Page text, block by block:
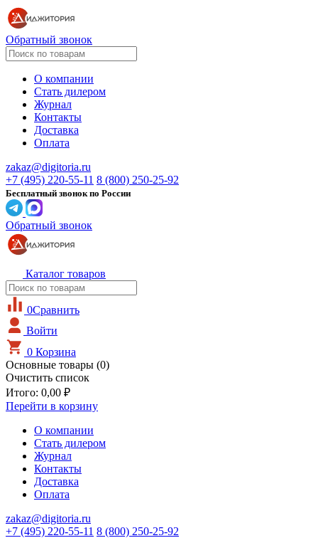
Обратный звонок
О компании
Стать дилером
Журнал
Контакты
Доставка
Оплата
zakaz@digitoria.ru
+7 (495) 220-55-11 8 (800) 250-25-92
Бесплатный звонок по России
Обратный звонок
Каталог товаров
0Сравнить
Войти
0 Корзина
Основные товары (0)
Очистить список
Итого: 0,00 ₽
Перейти в корзину
О компании
Стать дилером
Журнал
Контакты
Доставка
Оплата
zakaz@digitoria.ru
+7 (495) 220-55-11 8 (800) 250-25-92